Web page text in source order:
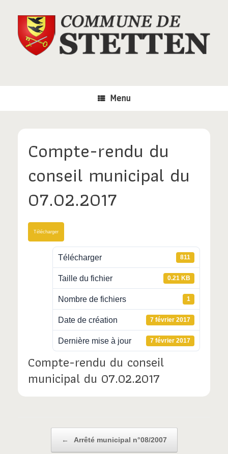
Menu
Compte-rendu du
conseil municipal du
07.02.2017
Télécharger
Télécharger 811
Taille du fichier 0.21 KB
Nombre de fichiers 1
Date de création 7 février 2017
Dernière mise à jour 7 février 2017
Compte-rendu du conseil
municipal du 07.02.2017
← Arrêté municipal n°08/2007